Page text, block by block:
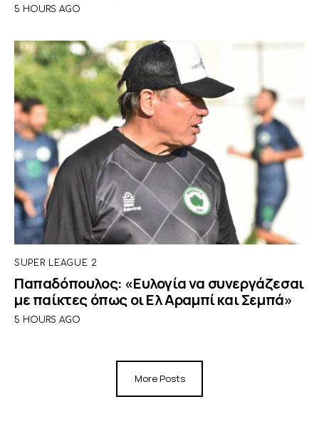
5 HOURS AGO
SUPER LEAGUE 2
Παπαδόπουλος: «Ευλογία να συνεργάζεσαι
με παίκτες όπως οι Ελ Αραμπί και Σεμπά»
5 HOURS AGO
More Posts